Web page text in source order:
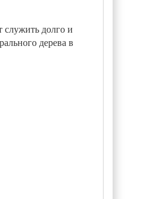
служить долго и
дерева в